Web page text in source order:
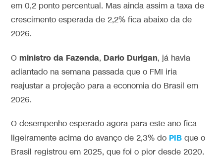
em 0,2 ponto percentual. Mas ainda assim a taxa de
crescimento esperada de 2,2% fica abaixo da de
2026.
Oministro da Fazenda, Dario Durigan, já havia
adiantado na semana passada que o FMI iria
reajustar a projeção para a economia do Brasil em
2026.
O desempenho esperado agora para este ano fica
ligeiramente acima do avanço de 2,3% do PIB que o
Brasil registrou em 2025, que foi o pior desde 2020.